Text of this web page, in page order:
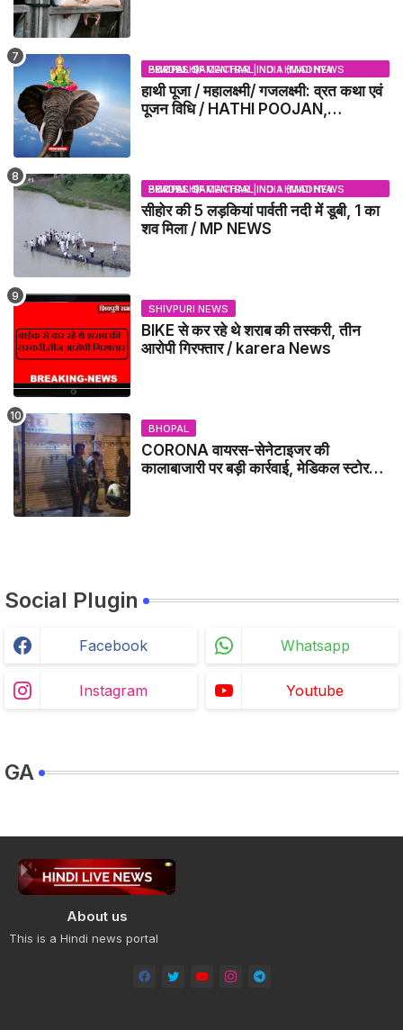
BHOPAL SAMACHAR | NO 1 HINDI NEWS PORTAL OF CENTRAL INDIA (MADHYA PRADESH)
हाथी पूजा / महालक्ष्मी/ गजलक्ष्मी: व्रत कथा एवं
पूजन विधि / HATHI POOJAN,
BHOPAL SAMACHAR | NO 1 HINDI NEWS PORTAL OF CENTRAL INDIA (MADHYA PRADESH)
सीहोर की 5 लड़कियां पार्वती नदी में डूबी, 1 का
शव मिला / MP NEWS
SHIVPURI NEWS
BIKE से कर रहे थे शराब की तस्करी, तीन
आरोपी गिरफ्तार / karera News
BHOPAL
CORONA वायरस-सेनेटाइजर की
कालाबाजारी पर बड़ी कार्रवाई, मेडिकल स्टोर
Social Plugin
Facebook Whatsapp
Instagram Youtube
GA
About us
This is a Hindi news portal